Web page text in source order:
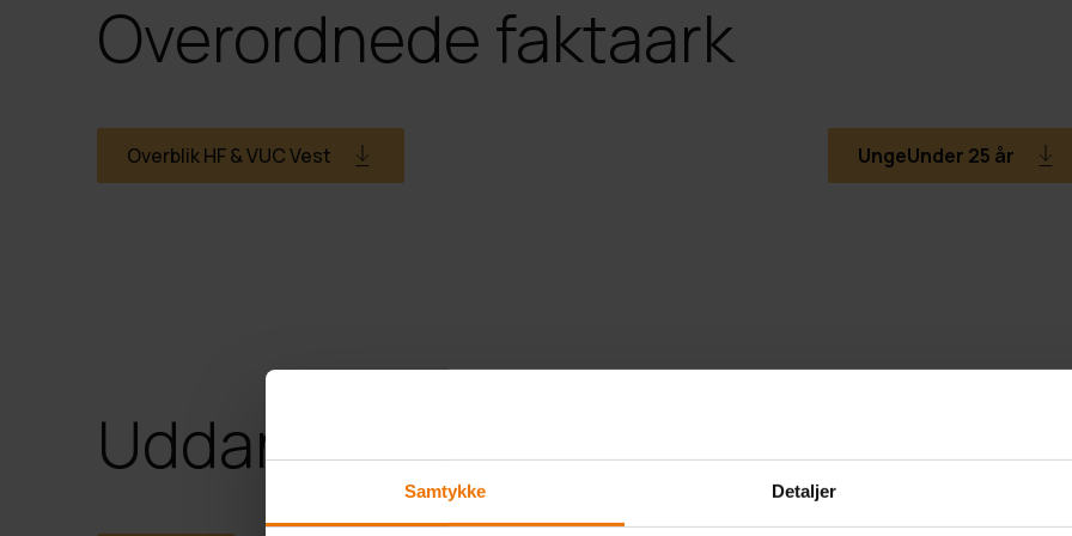
Samtykke Detaljer
Overordnede faktaark
Overblik HF & VUC Vest UngeUnder 25 år
Uddannelser